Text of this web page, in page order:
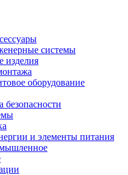
системы
изделия
оборудование
безопасности
и элементы питания